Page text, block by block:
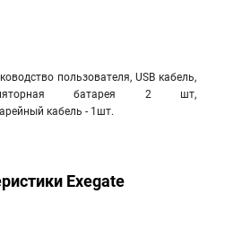
пользователя, USB кабель,
батарея 2 шт,
кабель - 1шт.
Exegate